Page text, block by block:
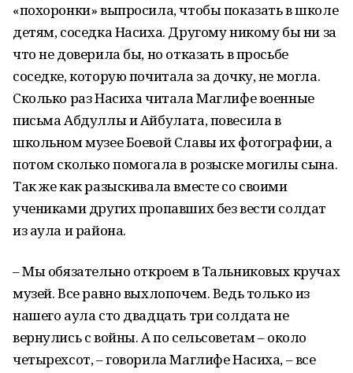
«похоронки» выпросила, чтобы показать в школе
детям, соседка Насиха. Другому никому бы ни за
что не доверила бы, но отказать в просьбе
соседке, которую почитала за дочку, не могла.
Сколько раз Насиха читала Маглифе военные
письма Абдуллы и Айбулата, повесила в
школьном музее Боевой Славы их фотографии, а
потом сколько помогала в розыске могилы сына.
Так же как разыскивала вместе со своими
учениками других пропавших без вести солдат
из аула и района.
– Мы обязательно откроем в Тальниковых кручах
музей. Все равно выхлопочем. Ведь только из
нашего аула сто двадцать три солдата не
вернулись с войны. А по сельсоветам – около
четырехсот, – говорила Маглифе Насиха, – все